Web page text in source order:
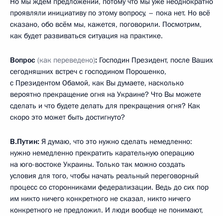
проявляли инициативу по этому вопросу, – пока нет. Но всё
сказано, обо всём мы, кажется, поговорили. Посмотрим,
как будет развиваться ситуация на практике.
Вопрос (как переведено): Господин Президент, после Ваших
сегодняшних встреч с господином Порошенко,
с Президентом Обамой, как Вы думаете, насколько
вероятно прекращение огня на Украине? Что Вы можете
сделать и что будете делать для прекращения огня? Как
скоро это может быть достигнуто?
В.Путин: Я думаю, что это нужно сделать немедленно:
нужно немедленно прекратить карательную операцию
на юго-востоке Украины. Только так можно создать
условия для того, чтобы начать реальный переговорный
процесс со сторонниками федерализации. Ведь до сих пор
им никто ничего конкретного не сказал, никто ничего
конкретного не предложил. И люди вообще не понимают,